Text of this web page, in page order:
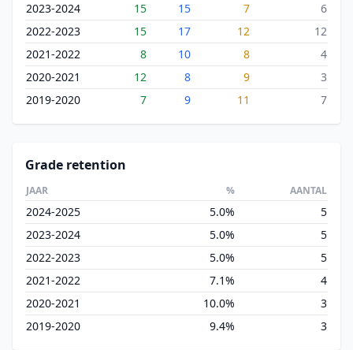
2023-2024
15 15 7
6
2022-2023
15 17 12
12
2021-2022
8 10 8
4
2020-2021
12 8 9
3
2019-2020
7 9 11 7
Grade retention
JAAR % AANTAL
2024-2025 5.0%
5
2023-2024
5.0%
5
2022-2023
5.0%
5
2021-2022
7.1%
4
2020-2021
10.0%
3
2019-2020
9.4% 3